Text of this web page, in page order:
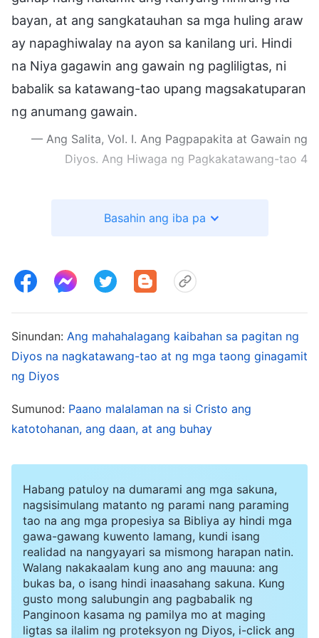
bayan, at ang sangkatauhan sa mga huling araw
ay napaghiwalay na ayon sa kanilang uri. Hindi
na Niya gagawin ang gawain ng pagliligtas, ni
babalik sa katawang-tao upang magsakatuparan
ng anumang gawain.
— Ang Salita, Vol. I. Ang Pagpapakita at Gawain ng
Diyos. Ang Hiwaga ng Pagkakatawang-tao 4
naniwala na Siya ay anak ni David at ipinahayag
kasalanan ng tao. Ang ilan, dahil sa lakas ng
kanilang
pananampalataya
, ay gumaling sa
Kanyang damit; ang bulag ay nakakita at maging
ang patay ay nabuhay muli. Gayunman, hindi
maka-satanas na disposisyon na malalim na
nakatanim sa kalooban niya at hindi rin alam ng
tao kung paano iwaksi ito. Ang tao ay
nakatanggap ng labis na biyaya, tulad ng
kapayapaan at kasiyahan ng laman, ang
pagpapala ng buong pamilya dahil sa
pananampalataya ng isa, at ang pagpapagaling
Basahin ang iba pa
Sinundan: Ang mahahalagang kaibahan sa pagitan ng
Diyos na nagkatawang-tao at ng mga taong ginagamit
ng Diyos
Sumunod: Paano malalaman na si Cristo ang
katotohanan, ang daan, at ang buhay
Habang patuloy na dumarami ang mga sakuna,
nagsisimulang matanto ng parami nang paraming
tao na ang mga propesiya sa Bibliya ay hindi mga
gawa-gawang kuwento lamang, kundi isang
realidad na nangyayari sa mismong harapan natin.
Walang nakakaalam kung ano ang mauuna: ang
bukas ba, o isang hindi inaasahang sakuna. Kung
gusto mong salubungin ang pagbabalik ng
Panginoon kasama ng pamilya mo at maging
ligtas sa ilalim ng proteksyon ng Diyos, i-click ang